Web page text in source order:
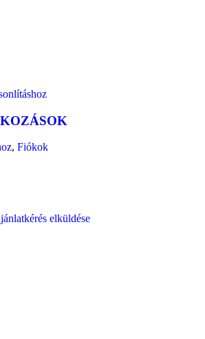
, Fiókok
elküldése